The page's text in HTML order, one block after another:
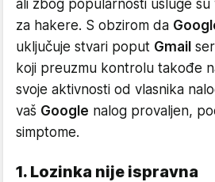
ali zbog popularnosti usluge
za hakere. S obzirom da
uključuje stvari poput Gmail
koji preuzmu kontrolu takođe
svoje aktivnosti od vlasnika
vaš Google nalog provaljen,
simptome.
1. Lozinka nije ispravna